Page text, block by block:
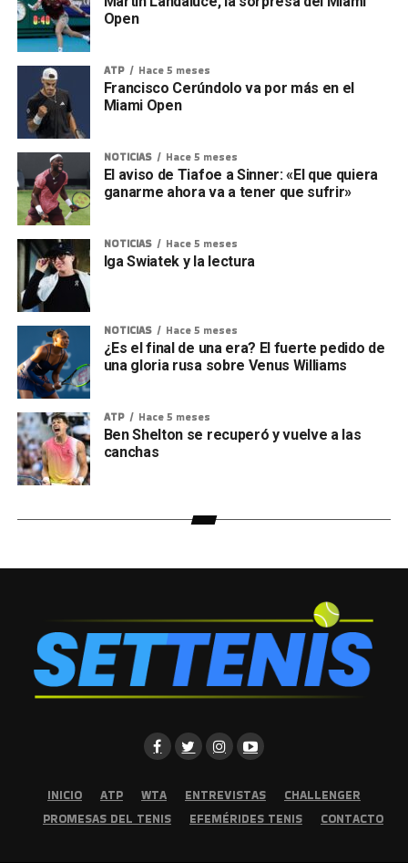
Open
ATP Hace 5 meses
Francisco Cerúndolo va por más en el
Miami Open
NOTICIAS Hace 5 meses
El aviso de Tiafoe a Sinner: «El que quiera
ganarme ahora va a tener que sufrir»
NOTICIAS Hace 5 meses
Iga Swiatek y la lectura
NOTICIAS Hace 5 meses
¿Es el final de una era? El fuerte pedido de
una gloria rusa sobre Venus Williams
ATP Hace 5 meses
Ben Shelton se recuperó y vuelve a las
canchas
INICIO ATP WTA ENTREVISTAS
CHALLENGER
PROMESAS DEL TENIS
EFEMÉRIDES TENIS CONTACTO